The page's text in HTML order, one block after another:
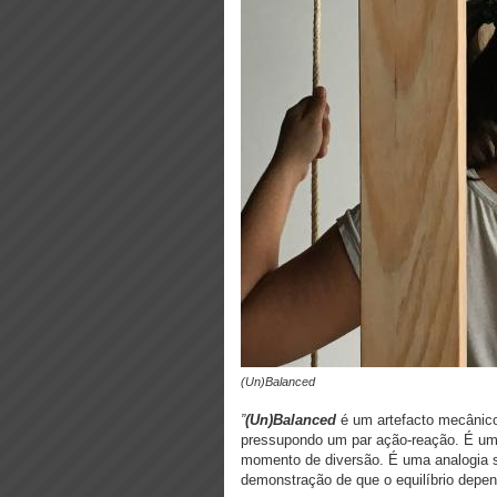
(Un)Balanced
”(Un)Balanced é um artefacto
pressupondo um par ação-reação. É
momento de diversão. É uma
demonstração de que o equilíbrio